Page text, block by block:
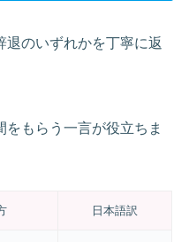
退のいずれかを丁寧に返
もらう一言が役立ちま
日本語訳